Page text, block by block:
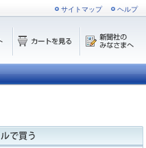
サイトマップ ヘルプ